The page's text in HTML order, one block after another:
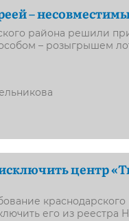
–
района решили
– розыгрышем
центр
его из реестра